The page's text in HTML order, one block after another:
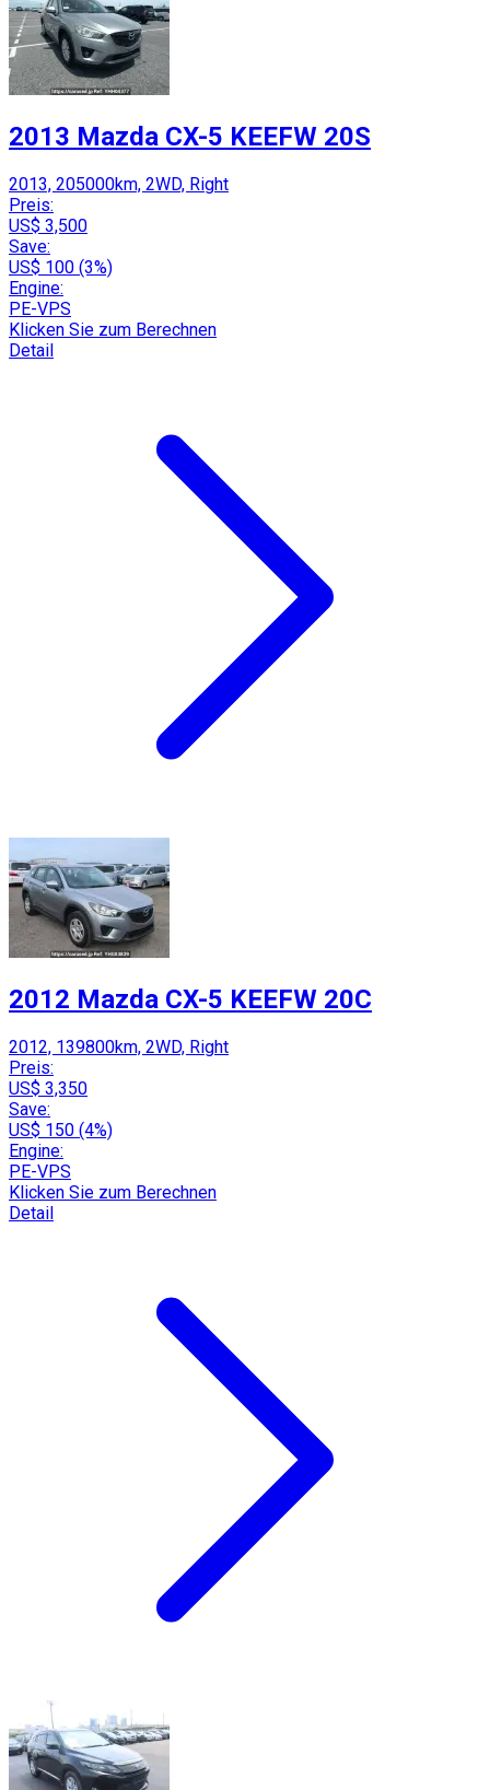
2013 Mazda CX-5 KEEFW 20S
2013, 205000km, 2WD, Right
Preis:
US$ 3,500
Save:
US$ 100 (3%)
Engine:
PE-VPS
Klicken Sie zum Berechnen
Detail
2012 Mazda CX-5 KEEFW 20C
2012, 139800km, 2WD, Right
Preis:
US$ 3,350
Save:
US$ 150 (4%)
Engine:
PE-VPS
Klicken Sie zum Berechnen
Detail